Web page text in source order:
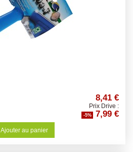
8,41 €
Prix Drive :
-5% 7,99 €
Ajouter au panier